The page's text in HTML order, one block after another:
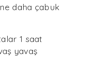
daha çabuk
1 saat
yavaş